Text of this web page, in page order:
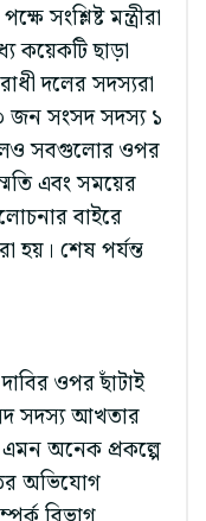
সংশ্লিষ্ট মন্ত্রীরা
কয়েকটি ছাড়া
দলের সদস্যরা
জন সংসদ সদস্য ১
সবগুলোর ওপর
এবং সময়ের
বাইরে
হয়। শেষ পর্যন্ত
ওপর ছাঁটাই
সদস্য আখতার
অনেক প্রকল্পে
অভিযোগ